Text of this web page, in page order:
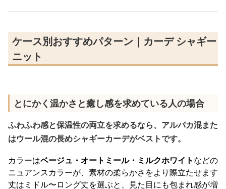
ケース別おすすめパターン｜カーデ シャギー
ニット
とにかく温かさと癒し感を求めている人の場合
ふわふわ感と保温性の両立を求めるなら、アルパカ混また
はウール混の長めシャギーカーデがベストです。
カラーはベージュ・オートミール・ミルクホワイトなどの
ニュアンスカラーが、素材の柔らかさをより際立たせます
丈はミドル〜ロング丈を選ぶと、見た目にも包まれ感が増